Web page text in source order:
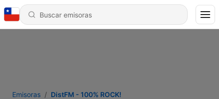
Emisoras DistFM - 100% ROCK!